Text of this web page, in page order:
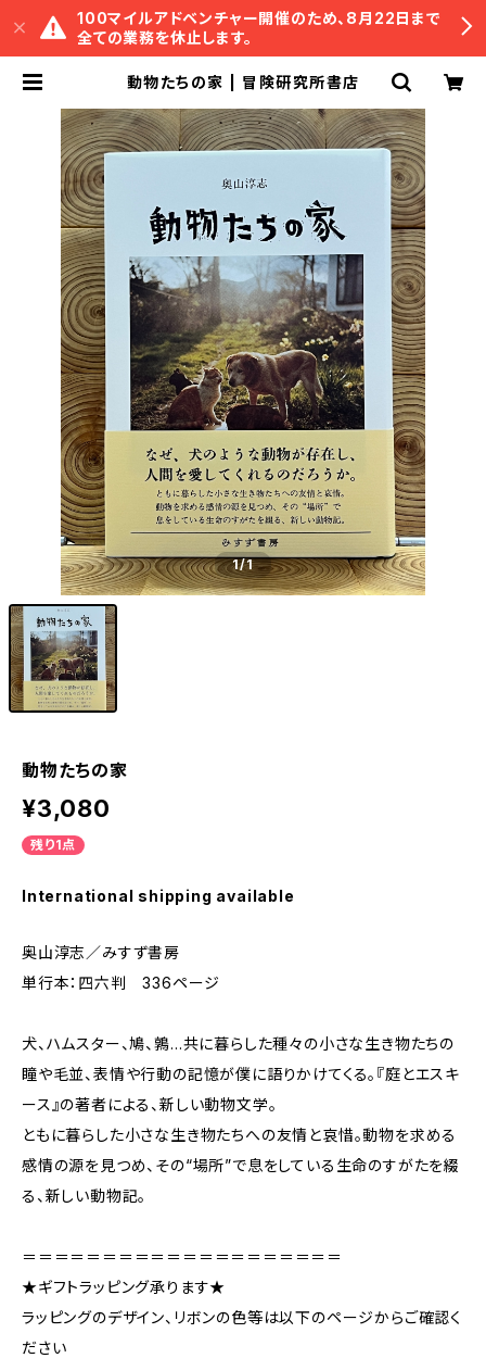
100マイルアドベンチャー開催のため、8月22日まで
全ての業務を休止します。
動物たちの家 | 冒険研究所書店
1/1
動物たちの家
¥3,080
残り1点
International shipping available
奥山淳志／みすず書房
単行本：四六判 336ページ
犬、ハムスター、鳩、鶉…共に暮らした種々の小さな生き物たちの
瞳や毛並、表情や行動の記憶が僕に語りかけてくる。『庭とエスキ
ース』の著者による、新しい動物文学。
ともに暮らした小さな生き物たちへの友情と哀惜。動物を求める
感情の源を見つめ、その“場所”で息をしている生命のすがたを綴
る、新しい動物記。
＝＝＝＝＝＝＝＝＝＝＝＝＝＝＝＝＝＝＝＝
★ギフトラッピング承ります★
ラッピングのデザイン、リボンの色等は以下のページからご確認く
ださい